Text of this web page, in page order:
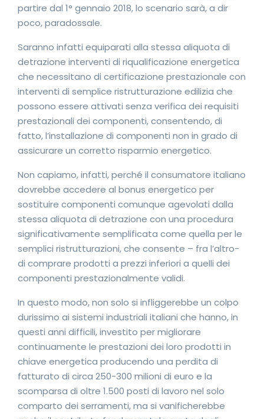
partire dal 1° gennaio 2018, lo scenario sarà, a dir
poco, paradossale.
Saranno infatti equiparati alla stessa aliquota di
detrazione interventi di riqualificazione energetica
che necessitano di certificazione prestazionale con
interventi di semplice ristrutturazione edilizia che
possono essere attivati senza verifica dei requisiti
prestazionali dei componenti, consentendo, di
fatto, l’installazione di componenti non in grado di
assicurare un corretto risparmio energetico.
Non capiamo, infatti, perché il consumatore italiano
dovrebbe accedere al bonus energetico per
sostituire componenti comunque agevolati dalla
stessa aliquota di detrazione con una procedura
significativamente semplificata come quella per le
semplici ristrutturazioni, che consente – fra l’altro-
di comprare prodotti a prezzi inferiori a quelli dei
componenti prestazionalmente validi.
In questo modo, non solo si infliggerebbe un colpo
durissimo ai sistemi industriali italiani che hanno, in
questi anni difficili, investito per migliorare
continuamente le prestazioni dei loro prodotti in
chiave energetica producendo una perdita di
fatturato di circa 250-300 milioni di euro e la
scomparsa di oltre 1.500 posti di lavoro nel solo
comparto dei serramenti, ma si vanificherebbe